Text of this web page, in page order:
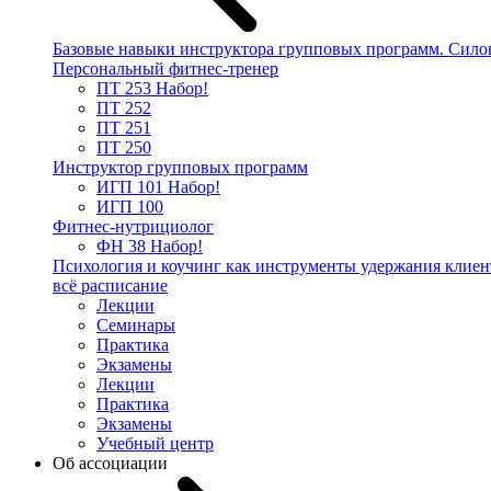
Базовые навыки инструктора групповых программ.
Персональный фитнес-тренер
ПТ 253 Набор!
ПТ 252
ПТ 251
ПТ 250
Инструктор групповых программ
ИГП 101 Набор!
ИГП 100
Фитнес-нутрициолог
ФН 38 Набор!
Психология и коучинг как инструменты удержания
всё расписание
Лекции
Семинары
Практика
Экзамены
Лекции
Практика
Экзамены
Учебный центр
Об ассоциации